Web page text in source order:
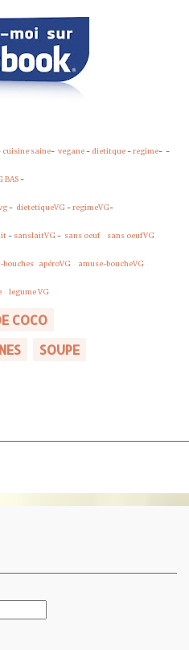
cuisine saine- vegane- dietitque-regime- -
BAS-
- dietetiqueVG-regimeVG-
- sanslaitVG- sans oeuf- sans oeufVG-
bouches- apéroVG- amuse-boucheVG-
legume VG
COCO
SOUPE